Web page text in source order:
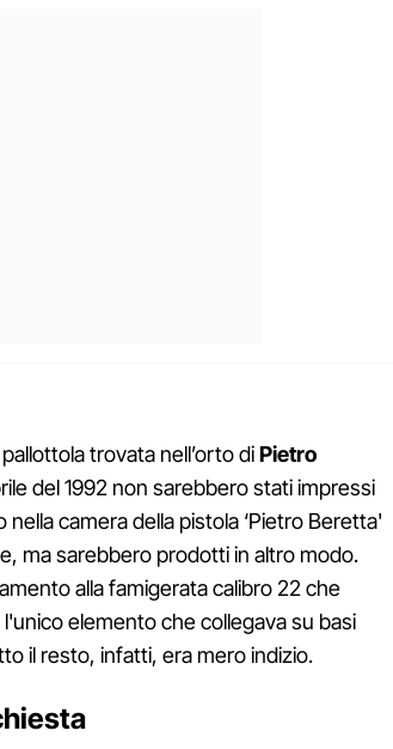
trovata nell’orto diPietro
del 1992 non sarebbero stati impressi
nella camera della pistola ‘Pietro Beretta'
ma sarebbero prodotti in altro modo.
alla famigerata calibro 22 che
elemento che collegava su basi
il resto, infatti, era mero indizio.